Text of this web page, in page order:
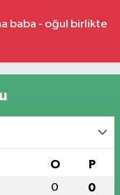
baba - oğul birlikte
O P
0 0